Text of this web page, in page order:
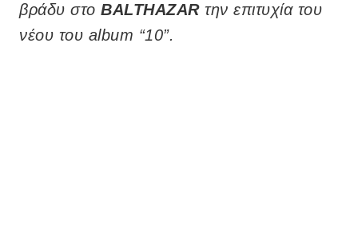
βράδυ στο BALTHAZARτην επιτυχία του
νέου του album “10”.